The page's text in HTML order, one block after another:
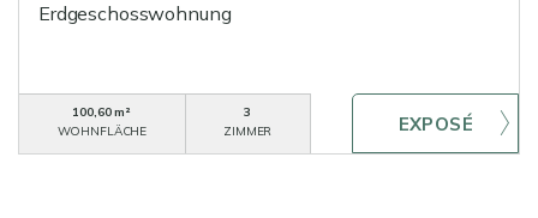
Erdgeschosswohnung
100,60 m²
WOHNFLÄCHE
3
ZIMMER